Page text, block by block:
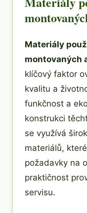
Materiály
montovaných
klíčový faktor
kvalitu a
funkčnost a
konstrukci
se využívá
materiálů,
požadavky na
praktičnost
servisu.